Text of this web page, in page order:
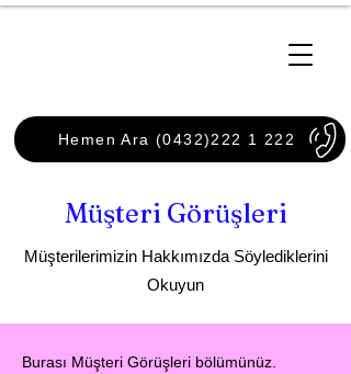
Hemen Ara (0432)222 1 222
Müşteri Görüşleri
Müşterilerimizin Hakkımızda Söylediklerini
Okuyun
Burası Müşteri Görüşleri bölümünüz.